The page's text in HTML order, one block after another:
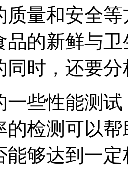
质量和安全
品的新鲜与
同时，还要
一些性能测
的检测可以
能够达到一